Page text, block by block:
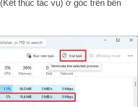
(Kết thúc tác vụ) ở góc trên bên